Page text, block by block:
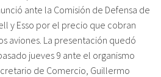
ante la Comisión de Defensa de
y Esso por el precio que cobran
aviones. La presentación quedó
jueves 9 ante el organismo
de Comercio, Guillermo